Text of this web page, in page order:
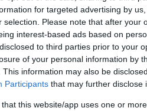
for targeted advertising by
selection. Please note that after your
interest-based ads based on
to third parties prior to your
of your personal information by
This information may also be
Participants that may further disclose
that this website/app uses one or
σύγκληση κορυφής
να είναι στην περιοχή
Σαμαράς που άσκησε
και της Βόρειας